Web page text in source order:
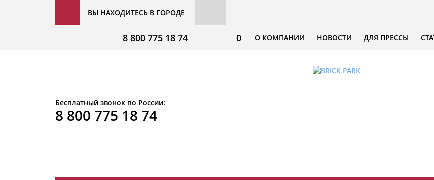
ВЫ НАХОДИТЕСЬ В ГОРОДЕ
О КОМПАНИИ НОВОСТИ ДЛЯ ПРЕССЫ
0
8 800 775 18 74
Бесплатный звонок по России:
8 800 775 18 74